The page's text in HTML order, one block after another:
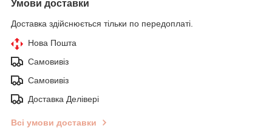
Умови доставки
Доставка здійснюється тільки по передоплаті.
Нова Пошта
Самовивіз
Самовивіз
Доставка Делівері
Всі умови доставки